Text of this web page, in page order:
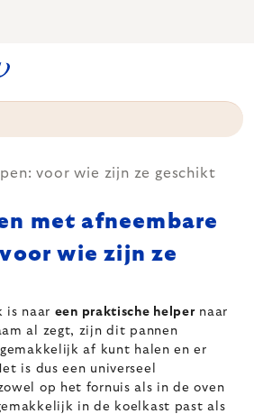
voor wie zijn ze geschikt
met afneembare
wie zijn ze
is naar een praktische helpernaar
al zegt, zijn dit pannen
af kunt halen en er
is dus een universeel
op het fornuis als in de oven
in de koelkast past als